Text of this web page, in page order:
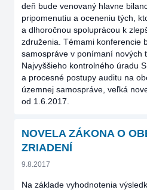
deň bude venovaný hlavne
pripomenutiu a oceneniu tých,
a dlhoročnou spoluprácou k
združenia. Témami konferencie
samospráve v ponímaní nových
Najvyššieho kontrolného úradu
a procesné postupy auditu na
územnej samospráve, veľká
od 1.6.2017.
NOVELA ZÁKONA O
ZRIADENÍ
9.8.2017
Na základe vyhodnotenia